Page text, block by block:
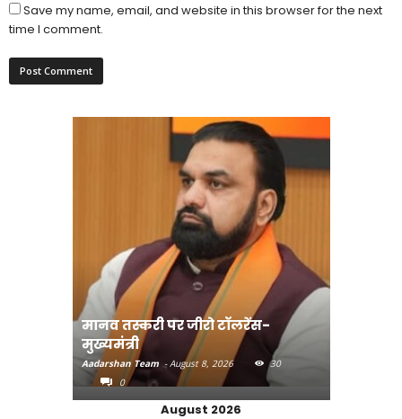
Save my name, email, and website in this browser for the next
time I comment.
मानव तस्करी पर जीरो टॉलरेंस-
मुख्यमंत्री
Aadarshan Team - August 8, 2026
30
0
August 2026